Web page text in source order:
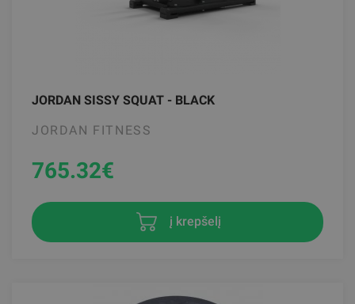
JORDAN SISSY SQUAT - BLACK
JORDAN FITNESS
765.32€
į krepšelį